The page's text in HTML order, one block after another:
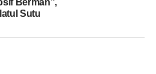
Berman”,
Sutu